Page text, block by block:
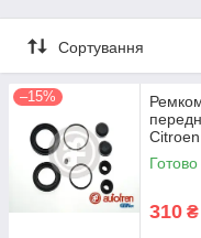
Сортування
–15%
D4609
310 ₴